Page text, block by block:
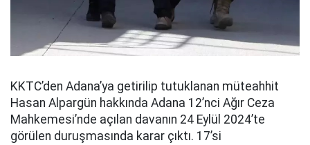
KKTC’den Adana’ya getirilip tutuklanan müteahhit
Hasan Alpargün hakkında Adana 12’nci Ağır Ceza
Mahkemesi’nde açılan davanın 24 Eylül 2024’te
görülen duruşmasında karar çıktı. 17’si